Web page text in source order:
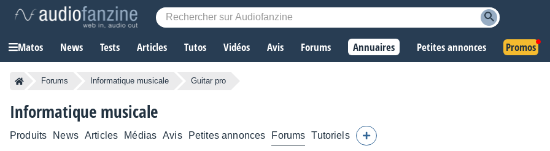
Matos News Tests Articles Tutos Vidéos Avis Forums Annuaires Petites annonces Promos
Forums Informatique musicale Guitar pro
Informatique musicale
Produits News Articles Médias Avis Petites annonces Forums Tutoriels